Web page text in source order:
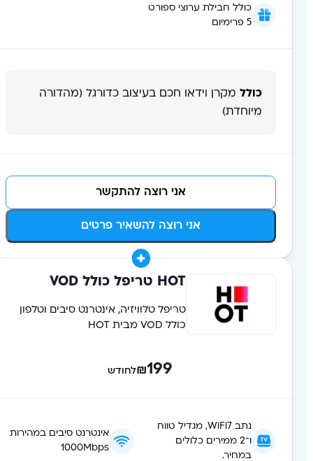
כולל חבילת ערוצי ספורט
מקרן וידאו חכם בעיצוב כדורגל (מהדורה
מיוחדת)
אני רוצה להשאיר פרטים
אני רוצה להתקשר
HOT טריפל כולל VOD
טריפל טלוויזיה, אינטרנט סיבים וטלפון
199
₪לחודש
נתב WiFi7, מגדיל טווח
ו־2 ממירים כלולים
במחיר.
אינטרנט סיבים במהירות
1000Mbps